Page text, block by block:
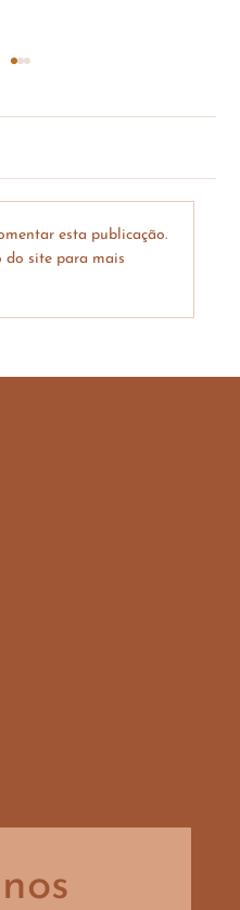
esta publicação.
site para mais